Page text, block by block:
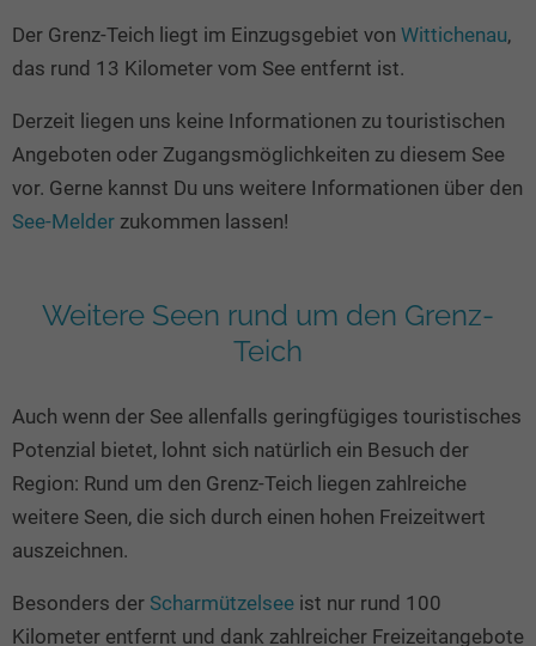
Österreich
Frankreich
Niederlande
Schweden
alle Länder…
Der Grenz-Teich liegt im Einzugsgebiet von Wittichenau,
das rund 13 Kilometer vom See entfernt ist.
Derzeit liegen uns keine Informationen zu touristischen
Angeboten oder Zugangsmöglichkeiten zu diesem See
vor. Gerne kannst Du uns weitere Informationen über den
See-Melder zukommen lassen!
Weitere Seen rund um den Grenz-
Teich
Auch wenn der See allenfalls geringfügiges touristisches
Potenzial bietet, lohnt sich natürlich ein Besuch der
Region: Rund um den Grenz-Teich liegen zahlreiche
weitere Seen, die sich durch einen hohen Freizeitwert
auszeichnen.
Besonders der Scharmützelsee ist nur rund 100
Kilometer entfernt und dank zahlreicher Freizeitangebote